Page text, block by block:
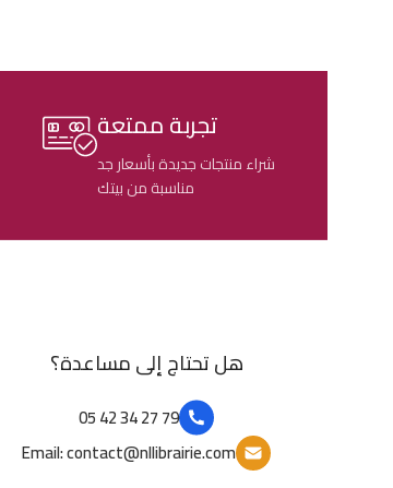
تجربة ممتعة
شراء منتجات جديدة بأسعار جد
مناسبة من بيتك
هل تحتاج إلى مساعدة؟
79 27 34 42 05
Email: contact@nllibrairie.com